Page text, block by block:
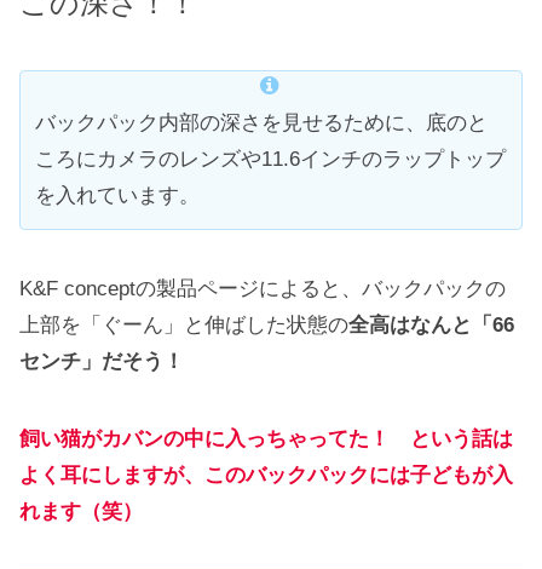
バックパック内部の深さを見せるために、底のと
ころにカメラのレンズや11.6インチのラップトップ
を入れています。
K&F conceptの製品ページによると、バックパックの
上部を「ぐーん」と伸ばした状態の全高はなんと「66
センチ」だそう！
飼い猫がカバンの中に入っちゃってた！ という話は
よく耳にしますが、このバックパックには子どもが入
れます（笑）